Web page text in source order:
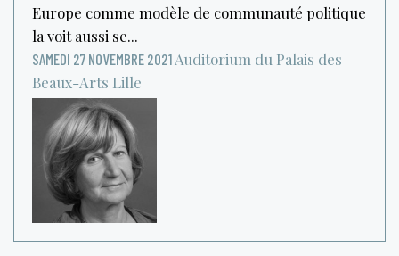
Europe comme modèle de communauté politique
la voit aussi se...
SAMEDI 27 NOVEMBRE 2021 Auditorium du Palais des
Beaux-Arts Lille